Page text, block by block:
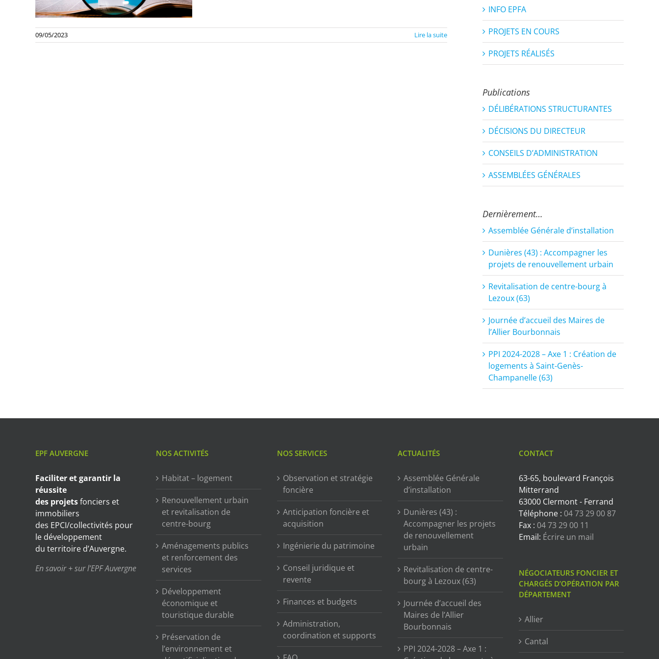
09/05/2023 Lire la suite
INFO EPFA
PROJETS EN COURS
PROJETS RÉALISÉS
Publications
DÉLIBÉRATIONS STRUCTURANTES
DÉCISIONS DU DIRECTEUR
CONSEILS D’ADMINISTRATION
ASSEMBLÉES GÉNÉRALES
Dernièrement…
Assemblée Générale d’installation
Dunières (43) : Accompagner les
projets de renouvellement urbain
Revitalisation de centre-bourg à
Lezoux (63)
Journée d’accueil des Maires de
l’Allier Bourbonnais
PPI 2024-2028 – Axe 1 : Création de
logements à Saint-Genès-
Champanelle (63)
EPF AUVERGNE
Faciliter et garantir la
réussite
des projetsfonciers et
immobiliers
des EPCI/collectivités pour
le développement
du territoire d’Auvergne.
En savoir + sur l’EPF Auvergne
NOS ACTIVITÉS
Habitat – logement
Renouvellement urbain
et revitalisation de
centre-bourg
Aménagements publics
et renforcement des
services
Développement
économique et
touristique durable
Préservation de
l’environnement et
NOS SERVICES
Observation et stratégie
foncière
Anticipation foncière et
acquisition
Ingénierie du patrimoine
Conseil juridique et
revente
Finances et budgets
Administration,
coordination et supports
ACTUALITÉS
Assemblée Générale
d’installation
Dunières (43) :
Accompagner les projets
de renouvellement
urbain
Revitalisation de centre-
bourg à Lezoux (63)
Journée d’accueil des
Maires de l’Allier
Bourbonnais
PPI 2024-2028 – Axe 1 :
CONTACT
63-65, boulevard François
Mitterrand
63000 Clermont - Ferrand
Téléphone : 04 73 29 00 87
Fax : 04 73 29 00 11
Email: Écrire un mail
NÉGOCIATEURS FONCIER ET
CHARGÉS D’OPÉRATION PAR
DÉPARTEMENT
Allier
Cantal